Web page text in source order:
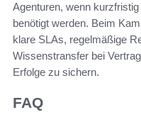
Agenturen, wenn
benötigt werden. Beim
klare SLAs, regelmäßige
Wissenstransfer bei
Erfolge zu sichern.
FAQ